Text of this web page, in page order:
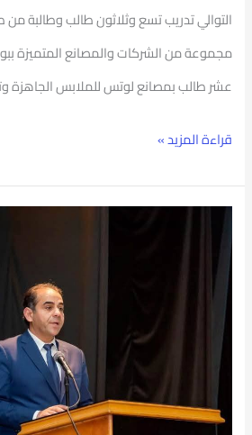
التوالي تدريب تسع وثلاثون طالب وطالبة
مجموعة من الشركات والمصانع المتميزة
عشر طالب بمصانع لوتس للملابس الجاهزة
قراءة المزيد »
بورسعيد
تنطلق
لسوق
العمل
من
خلال